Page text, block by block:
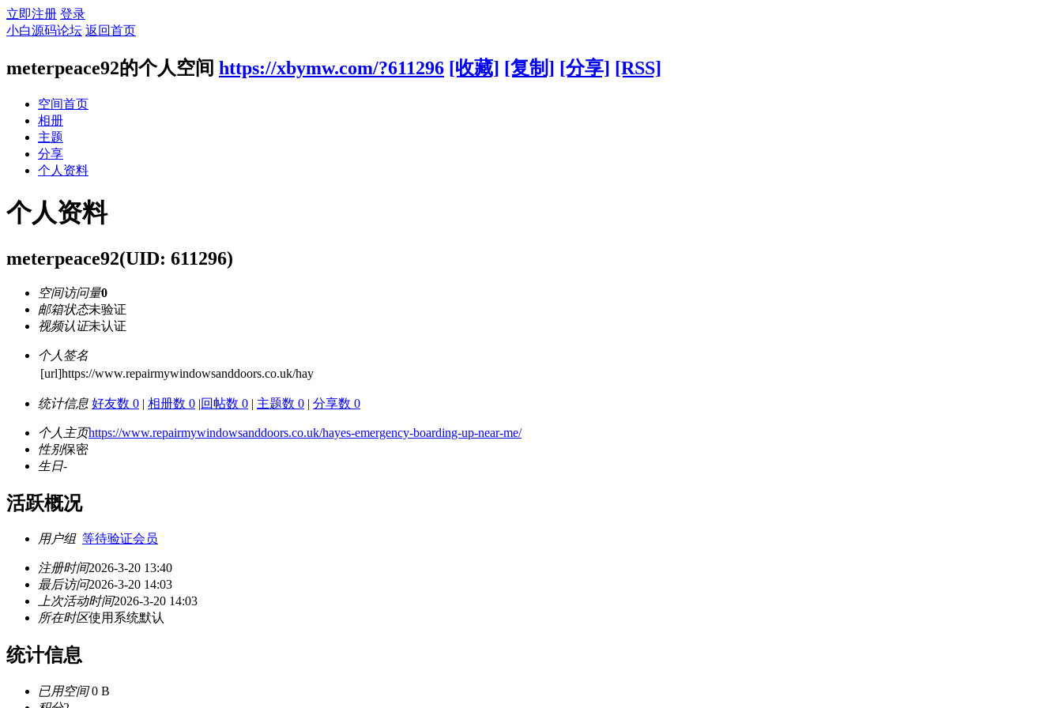
立即注册 登录
小白源码论坛 返回首页
meterpeace92的个人空间 https://xbymw.com/?611296 [收藏] [复制] [分享] [RSS]
空间首页
相册
主题
分享
个人资料
个人资料
meterpeace92(UID: 611296)
空间访问量0
邮箱状态未验证
视频认证未认证
个人签名
[url]https://www.repairmywindowsanddoors.co.uk/hay
统计信息 好友数 0 | 相册数 0 |回帖数 0 | 主题数 0 | 分享数 0
个人主页https://www.repairmywindowsanddoors.co.uk/hayes-emergency-boarding-up-near-me/
性别保密
生日-
活跃概况
用户组 等待验证会员
注册时间2026-3-20 13:40
最后访问2026-3-20 14:03
上次活动时间2026-3-20 14:03
所在时区使用系统默认
统计信息
已用空间0 B